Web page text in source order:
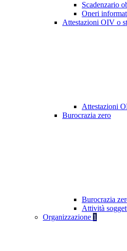
Scadenzario
Oneri
Attestazioni OIV o
Attestazioni
Burocrazia zero
Burocrazia
Attività
Organizzazione 1